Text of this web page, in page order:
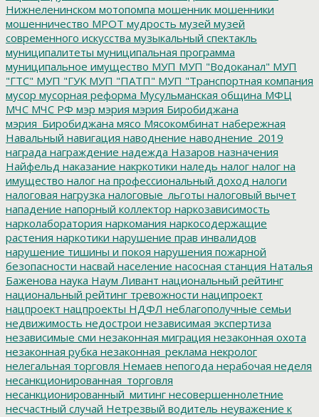
Нижнеленинском мотопомпа мошенник мошенники
мошенничество МРОТ мудрость музей музей
современного искусства музыкальный спектакль
муниципалитеты муниципальная программа
муниципальное имущество МУП МУП "Водоканал" МУП
"ГТС" МУП "ГУК МУП "ПАТП" МУП "Транспортная компания
мусор мусорная реформа Мусульманская община МФЦ
МЧС МЧС РФ мэр мэрия мэрия Биробиджана
мэрия_Биробиджана мясо Мясокомбинат набережная
Навальный навигация наводнение наводнение_2019
награда награждение надежда Назаров назначения
Найфельд наказание накркотики наледь налог налог на
имущество налог на профессиональный доход налоги
налоговая нагрузка налоговые_льготы налоговый вычет
нападение напорный коллектор наркозависимость
нарколаборатория наркомания наркосодержащие
растения наркотики нарушение прав инвалидов
нарушение тишины и покоя нарушения пожарной
безопасности насвай население насосная станция Наталья
Баженова наука Наум Ливант национальный рейтинг
национальный рейтинг тревожности наципроект
нацпроект нацпроекты НДФЛ неблагополучные семьи
недвижимость недострои независимая экспертиза
независимые сми незаконная миграция незаконная охота
незаконная рубка незаконная_реклама некролог
нелегальная торговля Немаев непогода нерабочая неделя
несанкционированная_торговля
несанкционированный_митинг несовершеннолетние
несчастный случай Нетрезвый водитель неуважение к